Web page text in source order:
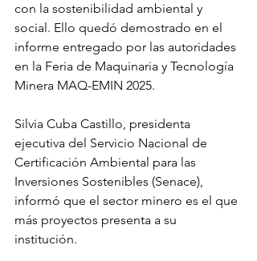
con la sostenibilidad ambiental y
social. Ello quedó demostrado en el
informe entregado por las autoridades
en la Feria de Maquinaria y Tecnología
Minera MAQ-EMIN 2025.
Silvia Cuba Castillo, presidenta
ejecutiva del Servicio Nacional de
Certificación Ambiental para las
Inversiones Sostenibles (Senace),
informó que el sector minero es el que
más proyectos presenta a su
institución.